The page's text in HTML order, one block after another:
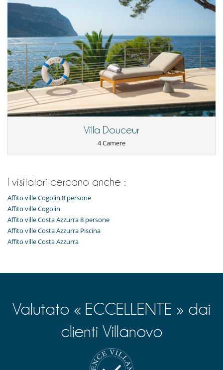
Per la vostra comodità e convenienza
Aria condizionata
Garage o posteggio privato
Salone TV
Villa Douceur
4 Camere
I visitatori cercano anche :
Affito ville Cogolin 8 persone
Affito ville Cogolin
Affito ville Costa Azzurra 8 persone
Affito ville Costa Azzurra Piscina
Affito ville Costa Azzurra
Valutato « ECCELLENTE » dai
clienti Villanovo